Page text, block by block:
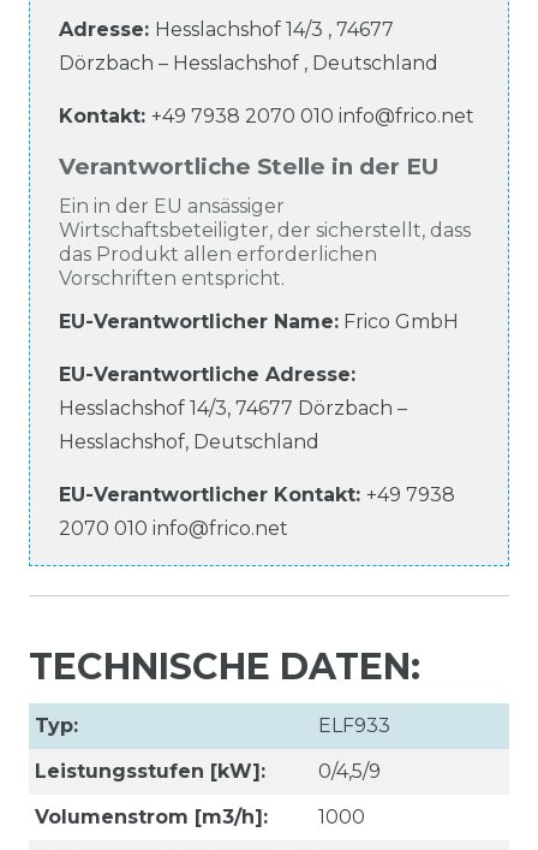
Adresse: Hesslachshof 14/3 , 74677
Dörzbach – Hesslachshof , Deutschland
Kontakt: +49 7938 2070 010 info@frico.net
Verantwortliche Stelle in der EU
Ein in der EU ansässiger
Wirtschaftsbeteiligter, der sicherstellt, dass
das Produkt allen erforderlichen
Vorschriften entspricht.
EU-Verantwortlicher Name: Frico GmbH
EU-Verantwortliche Adresse:
Hesslachshof 14/3, 74677 Dörzbach –
Hesslachshof, Deutschland
EU-Verantwortlicher Kontakt: +49 7938
2070 010 info@frico.net
TECHNISCHE DATEN:
Typ:
ELF933
Leistungsstufen [kW]:
0/4,5/9
Volumenstrom [m3/h]:
1000